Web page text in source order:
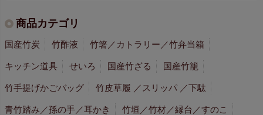
商品カテゴリ
国産竹炭 竹酢液 竹箸／カトラリー／竹弁当箱
キッチン道具 せいろ 国産竹ざる 国産竹籠
竹手提げかごバッグ 竹皮草履 ／スリッパ ／下駄
青竹踏み／孫の手／耳かき 竹垣／竹材／縁台／すのこ